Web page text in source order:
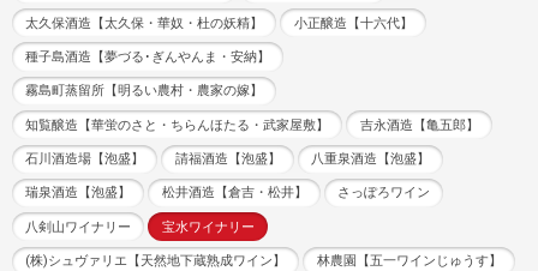
太久保酒造【太久保・華奴・杜の妖精】 小正醸造【十六代】
種子島酒造【夢づる･ぎんやんま・安納】
霧島町蒸留所【明るい農村・農家の嫁】
知覧醸造【華蛍のさと・ちらんほたる・武家屋敷】 吉永酒造【亀五郎】
石川酒造場【泡盛】 請福酒造【泡盛】 八重泉酒造【泡盛】
瑞泉酒造【泡盛】 松井酒造【倉吉・松井】 さっぽろワイン
八剣山ワイナリー 宝水ワイナリー
(株)シュヴァリエ【天然地下蔵熟成ワイン】 林農園【五一ワインじゅうす】